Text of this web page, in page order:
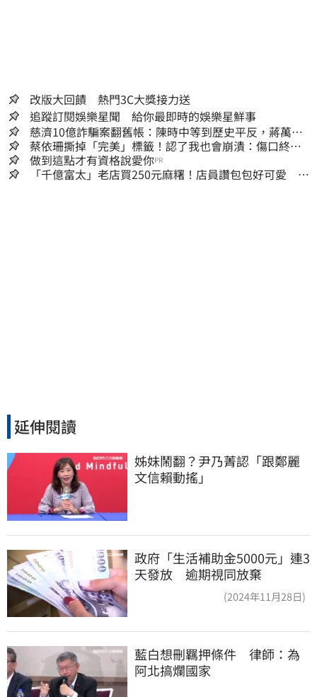
改版大回饋 熱門3C大獎接力送
追蹤訂閱娛樂星聞 給你最即時的娛樂星鮮事
慈濟10億詐騙案翻舊帳：陳時中等到歷史平反，蔣萬安
償還2022政治利息
蔡依珊撕掉「完美」標籤！認了我也會崩潰：傷口終究
會癒合
做到這點才有資格說愛你PR
「千億富太」老店買250元麻糬！店員讚包包好可愛 笑
延伸閱讀
姊妹鬧翻？尹乃菁認「跟鄭麗
文信賴動搖」
政府「生活補助金5000元」連3
天發放 逾期視同放棄
(2024年11月28日)
藍白想刪羈押條件　律師：為
阿北搞爛國家